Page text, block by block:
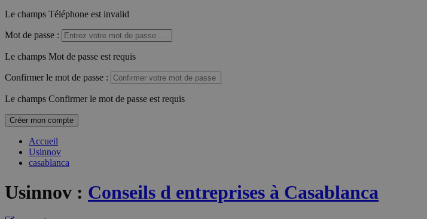
Le champs Téléphone est invalid
Mot de passe :
Le champs Mot de passe est requis
Confirmer le mot de passe :
Le champs Confirmer le mot de passe est requis
Créer mon compte
Accueil
Usinnov
casablanca
Usinnov : Conseils d entreprises à Casablanca